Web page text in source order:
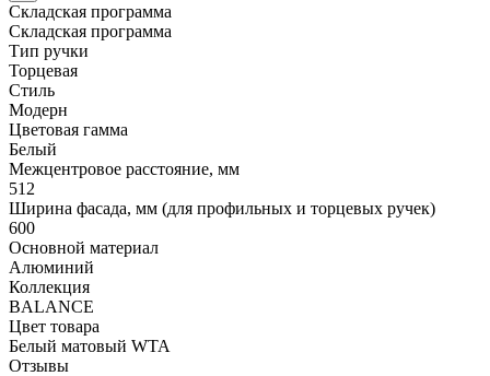
Складская программа
Складская программа
Тип ручки
Торцевая
Стиль
Модерн
Цветовая гамма
Белый
Межцентровое расстояние, мм
512
Ширина фасада, мм (для профильных и торцевых ручек)
600
Основной материал
Алюминий
Коллекция
BALANCE
Цвет товара
Белый матовый WTA
Отзывы